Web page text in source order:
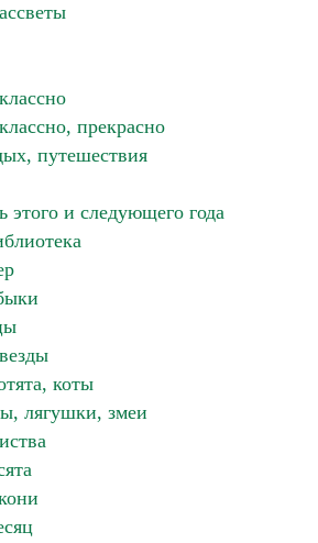
прекрасно
путешествия
этого и следующего года
коты
лягушки, змеи